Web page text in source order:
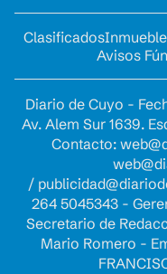
Clasificados
Avisos
Diario de Cuyo -
Av. Alem Sur 1639.
Contacto:
/
264 5045343 -
Secretario de
Mario Romero -